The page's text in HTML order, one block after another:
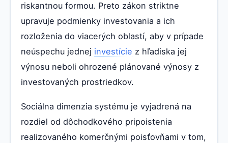
riskantnou formou. Preto zákon striktne
upravuje podmienky investovania a ich
rozloženia do viacerých oblastí, aby v prípade
neúspechu jednej investície z hľadiska jej
výnosu neboli ohrozené plánované výnosy z
investovaných prostriedkov.
Sociálna dimenzia systému je vyjadrená na
rozdiel od dôchodkového pripoistenia
realizovaného komerčnými poisťovňami v tom,